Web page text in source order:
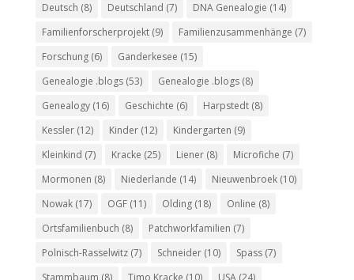
Deutsch (8) Deutschland (7) DNA Genealogie (14)
Familienforscherprojekt(9) Familienzusammenhänge (7)
Forschung(6) Ganderkesee (15)
Genealogie .blogs(53) Genealogie .blogs(8)
Genealogy(16) Geschichte (6) Harpstedt(8)
Kessler(12) Kinder(12) Kindergarten (9)
Kleinkind (7) Kracke (25) Liener(8) Microfiche (7)
Mormonen (8) Niederlande (14) Nieuwenbroek(10)
Nowak(17) OGF(11) Olding(18) Online (8)
Ortsfamilienbuch (8) Patchworkfamilien (7)
Polnisch-Rasselwitz(7) Schneider(10) Spass(7)
Stammbaum (8) Timo Kracke (10) USA (24)